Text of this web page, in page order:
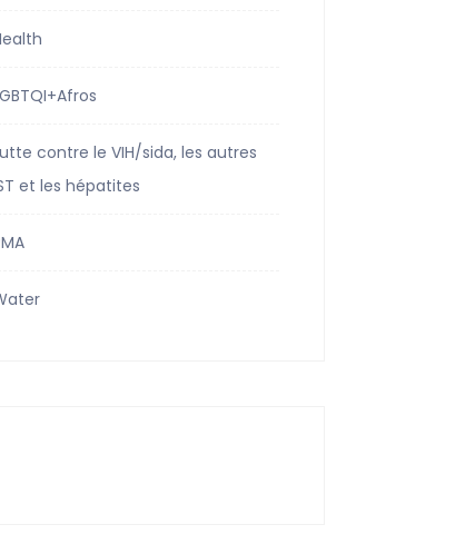
contre le VIH/sida, les autres
et les hépatites